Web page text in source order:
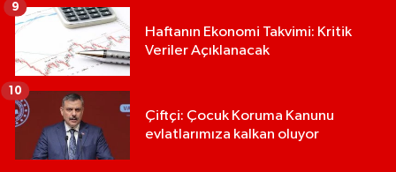
Haftanın Ekonomi Takvimi: Kritik
Veriler Açıklanacak
9
Çiftçi: Çocuk Koruma Kanunu
evlatlarımıza kalkan oluyor
10